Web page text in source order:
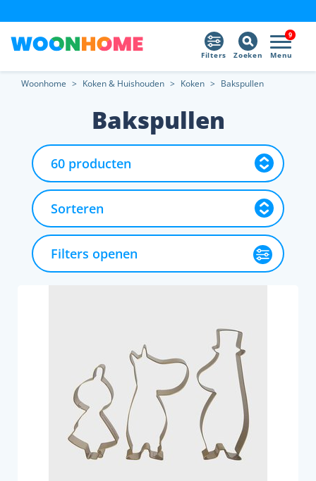
9
Menu
Zoeken
Filters
Woonhome > Koken & Huishouden > Koken > Bakspullen
Bakspullen
Filters openen